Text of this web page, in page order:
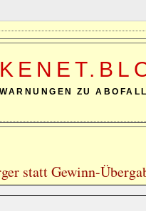
ZU
statt Gewinn-